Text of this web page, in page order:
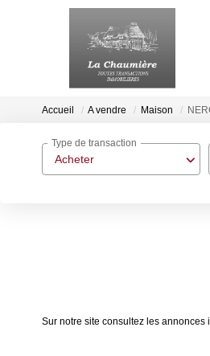
Accueil A vendre Maison
Acheter
Type de transaction
Sur notre site consultez les